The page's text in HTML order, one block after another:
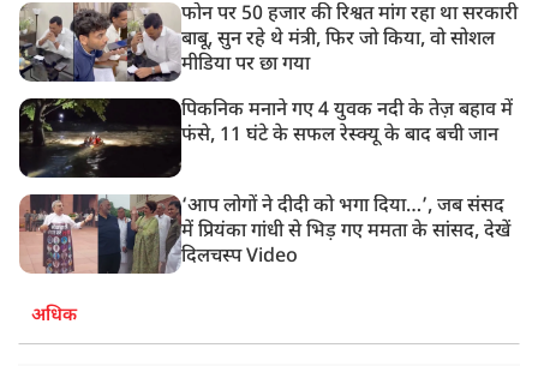
फोन पर 50 हजार की रिश्वत मांग रहा था सरकारी
बाबू, सुन रहे थे मंत्री, फिर जो किया, वो सोशल
मीडिया पर छा गया
पिकनिक मनाने गए 4 युवक नदी के तेज़ बहाव में
फंसे, 11 घंटे के सफल रेस्क्यू के बाद बची जान
‘आप लोगों ने दीदी को भगा दिया…’, जब संसद
में प्रियंका गांधी से भिड़ गए ममता के सांसद, देखें
दिलचस्प Video
अधिक